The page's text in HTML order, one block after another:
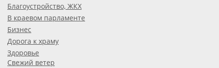
Благоустройство, ЖКХ
В краевом парламенте
Бизнес
Дорога к храму
Здоровье
Свежий ветер